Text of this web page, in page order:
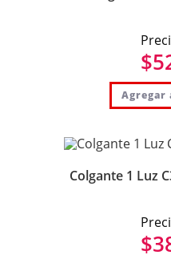
$
Colgante 1 Luz
$